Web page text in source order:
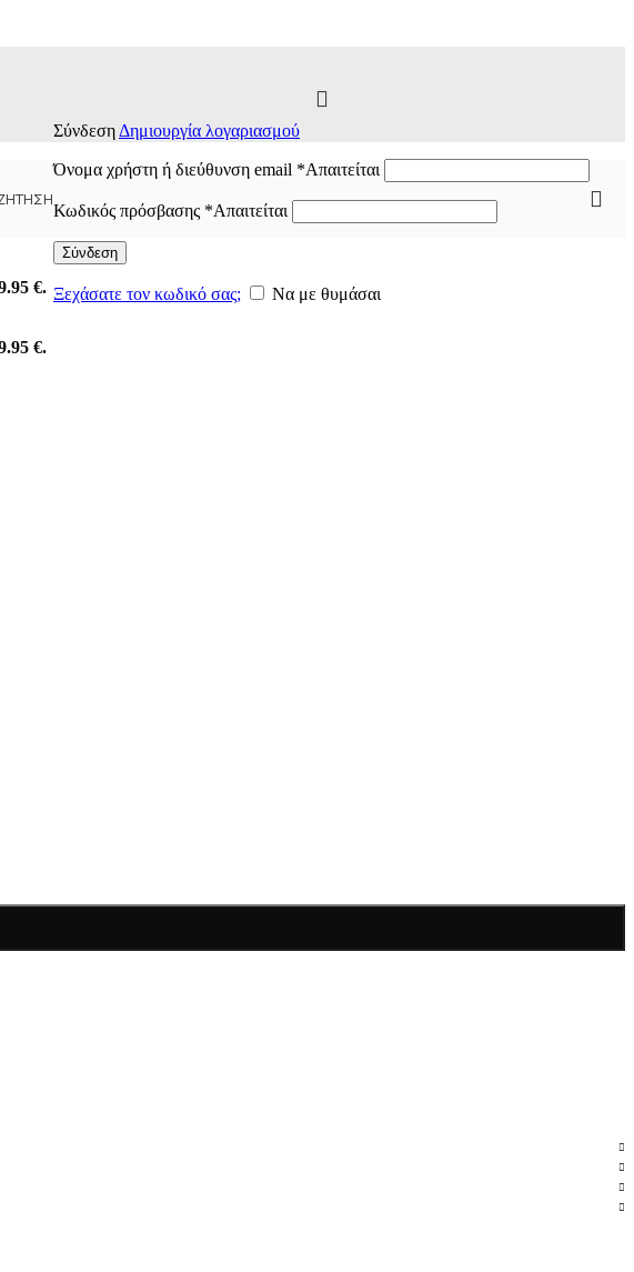
Σύνδεση Δημιουργία λογαριασμού
Όνομα χρήστη ή διεύθυνση email *Απαιτείται
Κωδικός πρόσβασης *Απαιτείται
Σύνδεση
Ξεχάσατε τον κωδικό σας; Να με θυμάσαι
€.
€.